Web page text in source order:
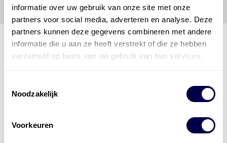
informatie over uw gebruik van onze site met onze
partners voor social media, adverteren en analyse. Deze
partners kunnen deze gegevens combineren met andere
informatie die u aan ze heeft verstrekt of die ze hebben
verzameld op basis van uw gebruik van hun services.
Noodzakelijk
Voorkeuren